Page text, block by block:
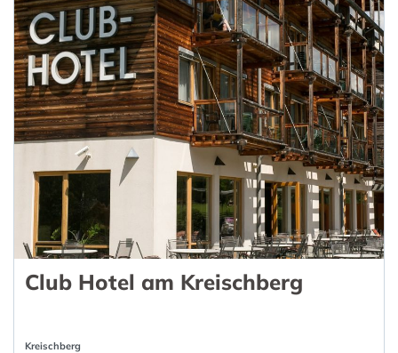
Club Hotel am Kreischberg
Kreischberg